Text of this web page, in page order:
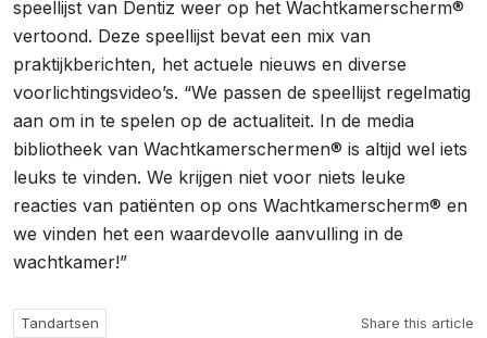
speellijst van Dentiz weer op het Wachtkamerscherm®
vertoond. Deze speellijst bevat een mix van
praktijkberichten, het actuele nieuws en diverse
voorlichtingsvideo’s. “We passen de speellijst regelmatig
aan om in te spelen op de actualiteit. In de media
bibliotheek van Wachtkamerschermen® is altijd wel iets
leuks te vinden. We krijgen niet voor niets leuke
reacties van patiënten op ons Wachtkamerscherm® en
we vinden het een waardevolle aanvulling in de
wachtkamer!”
Tandartsen Share this article